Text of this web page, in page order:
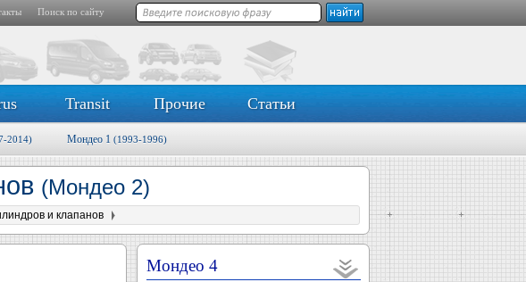
Поиск по сайту
Transit Прочие Статьи
2014) Мондео 1 (1993-1996)
(Мондео 2)
и клапанов
Мондео 4